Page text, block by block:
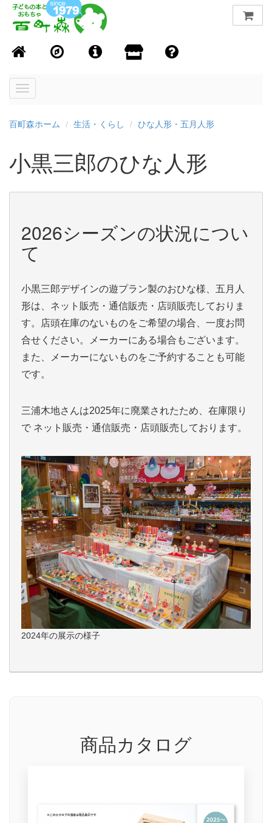
Toggle
百町森ホーム 生活・くらし ひな人形・五月人形
小黒三郎のひな人形
2026シーズンの状況につい
て
小黒三郎デザインの遊プラン製のおひな様、五月人
形は、ネット販売・通信販売・店頭販売しておりま
す。店頭在庫のないものをご希望の場合、一度お問
合せください。メーカーにある場合もございます。
また、メーカーにないものをご予約することも可能
です。
三浦木地さんは2025年に廃業されたため、在庫限り
で ネット販売・通信販売・店頭販売しております。
2024年の展示の様子
商品カタログ